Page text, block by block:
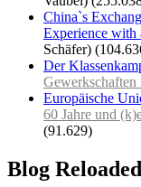
China`s
Experience with
Schäfer)
Der
Europäische
60 Jahre und
(91.629)
Blog Reloaded